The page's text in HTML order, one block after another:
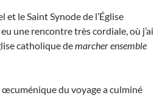
et le Saint Synode de l’Église
une rencontre très cordiale, où j’ai
catholique demarcher ensemble
du voyage a culminé